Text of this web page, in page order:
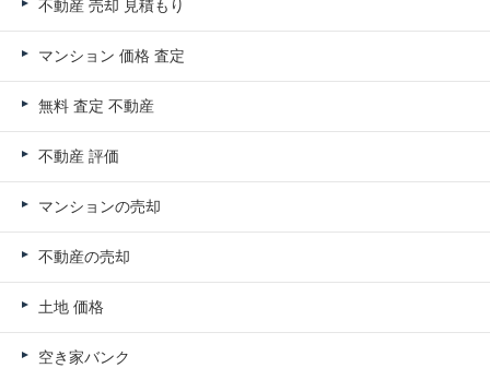
不動産 売却 見積もり
マンション 価格 査定
無料 査定 不動産
不動産 評価
マンションの売却
不動産の売却
土地 価格
空き家バンク